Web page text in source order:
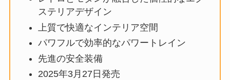
ステリアデザイン
上質で快適なインテリア空間
パワフルで効率的なパワートレイン
先進の安全装備
2025年3月27日発売